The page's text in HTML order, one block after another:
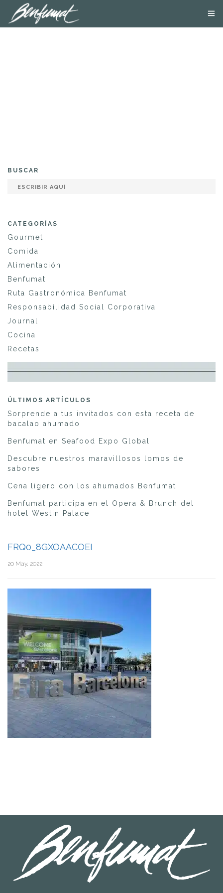
BUSCAR
CATEGORÍAS
Gourmet
Comida
Alimentación
Benfumat
Ruta Gastronómica Benfumat
Responsabilidad Social Corporativa
Journal
Cocina
Recetas
ÚLTIMOS ARTÍCULOS
Sorprende a tus invitados con esta receta de
bacalao ahumado
Benfumat en Seafood Expo Global
Descubre nuestros maravillosos lomos de
sabores
Cena ligero con los ahumados Benfumat
Benfumat participa en el Opera & Brunch del
hotel Westin Palace
FRQ0_8GXOAACOEI
20 May, 2022